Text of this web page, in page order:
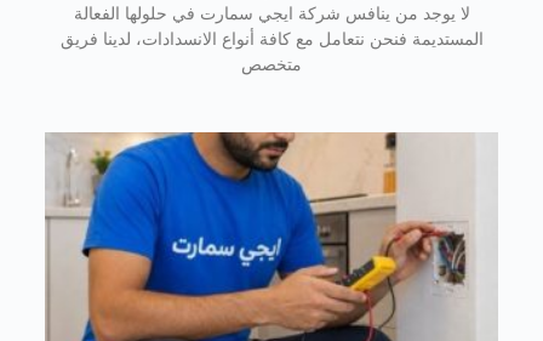
لا يوجد من ينافس شركة ايجي سمارت في حلولها الفعالة
المستديمة فنحن نتعامل مع كافة أنواع الانسدادات، لدينا فريق
متخصص